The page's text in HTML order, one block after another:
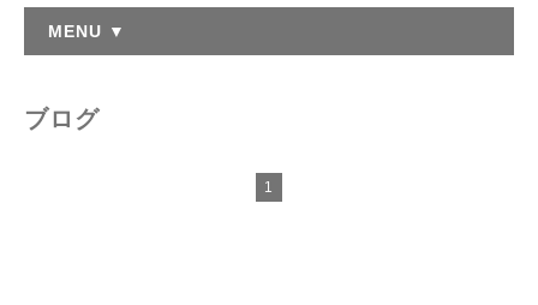
MENU ▼
ブログ
1